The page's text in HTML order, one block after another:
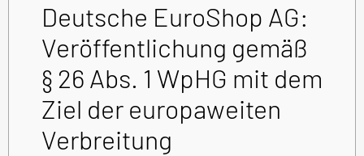
Deutsche EuroShop AG:
Veröffentlichung gemäß
§ 26 Abs. 1 WpHG mit dem
Ziel der europaweiten
Verbreitung